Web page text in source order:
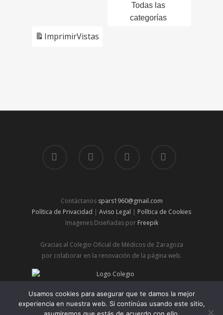
Todas las
categorías
ImprimirVistas
Contáctanos spars1960@gmail.com
Política de Privacidad | Aviso Legal | Política de Cookies
Imagenes Diseñadas por Freepik
Gracias al Colegio Oficial de Médicos de Zaragoza
por colaborar en la renovación de la página web.
© 2026 Spars | Sociedad de Pediatría de Aragón, Rioja y
Soria.
Usamos cookies para asegurar que te damos la mejor
experiencia en nuestra web. Si continúas usando este sitio,